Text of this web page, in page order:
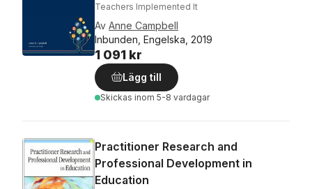
Teachers Implemented It
Av Anne Campbell
Inbunden, Engelska, 2019
1 091 kr
Lägg till
Skickas inom 5-8 vardagar
Practitioner Research and
Professional Development in
Education